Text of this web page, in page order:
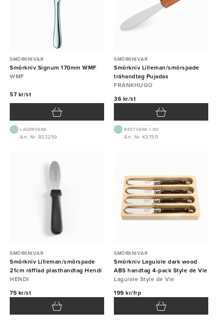
SMÖRKNIVAR
Smörkniv Signum 170mm WMF
WMF
57 kr/st
LAGERVARA
Art. Nr: B32259
SMÖRKNIVAR
Smörkniv Lilleman/smörspade
trähandtag Pujadas
FRANKHUGO
36 kr/st
BEST.VARA 1-3D
Art. Nr: K37511
SMÖRKNIVAR
Smörkniv Lilleman/smörspade
21cm räfflad plasthandtag Hendi
HENDI
75 kr/st
SMÖRKNIVAR
Smörkniv Laguiole dark wood
ABS handtag 4-pack Style de Vie
Laguiole Style de Vie
199 kr/frp